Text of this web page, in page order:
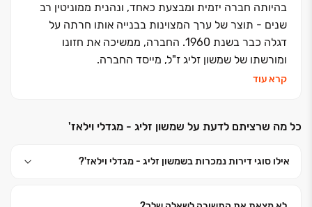
בהיותה חברה יזמית ומבצעת כאחד, ונהנית ממוניטין רב
שנים - תוצר של ערך המצוינות בבנייה אותו חרתה על
דגלה כבר בשנת 1960
. החברה, ממשיכה את חזונו
ומורשתו של שמשון זליג ז"ל, מייסד החברה.
שמשון, אשר הקים בשתי ידיו חברה לתפארת, ידע לשלב
הקשבה תמידית וטיפול מסור בכל לקוח.
מוצלחים ואיכותיים ברחבי הארץ, בין היתר בת"א, חולון,
עם השנים הפך שם החברה לסמל ולמותג של איכות, הן
קרא עוד
כל מה שרציתם לדעת על שמשון זליג - מגדלי וילאז'
אילו סוגי דירות נמכרות בשמשון זליג - מגדלי וילאז'?